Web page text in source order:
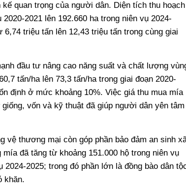
quan trọng của người dân. Diện tích thu hoạch
2021 lên 192.660 ha trong niên vụ 2024-
triệu tấn lên 12,43 triệu tấn trong cùng giai
đầu tư nâng cao năng suất và chất lượng
tấn/ha lên 73,3 tấn/ha trong giai đoạn 2020-
định ở mức khoảng 10%. Việc giá thu mua mía
vốn và kỹ thuật đã giúp người dân yên tâm
vệ thương mại còn góp phần bảo đảm an sinh
đã tăng từ khoảng 151.000 hộ trong niên vụ
2025; trong đó phần lớn là đồng bào dân
khăn.